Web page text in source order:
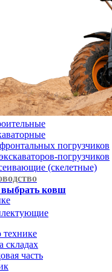
погрузчиков
погрузчиков
(скелетные)
ковш
складах
часть